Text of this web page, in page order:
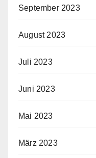
September 2023
August 2023
Juli 2023
Juni 2023
Mai 2023
März 2023